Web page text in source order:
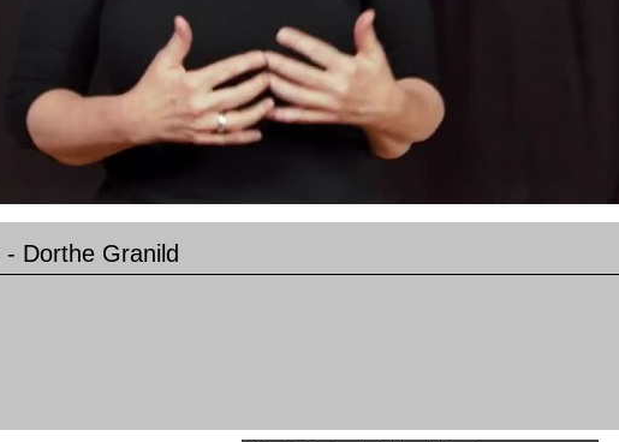
Dorthe Granild